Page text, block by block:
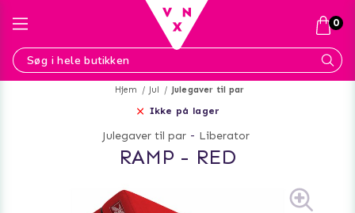
Hjem Jul Julegaver til par
Ikke på lager
Julegaver til par - Liberator
RAMP - RED
0